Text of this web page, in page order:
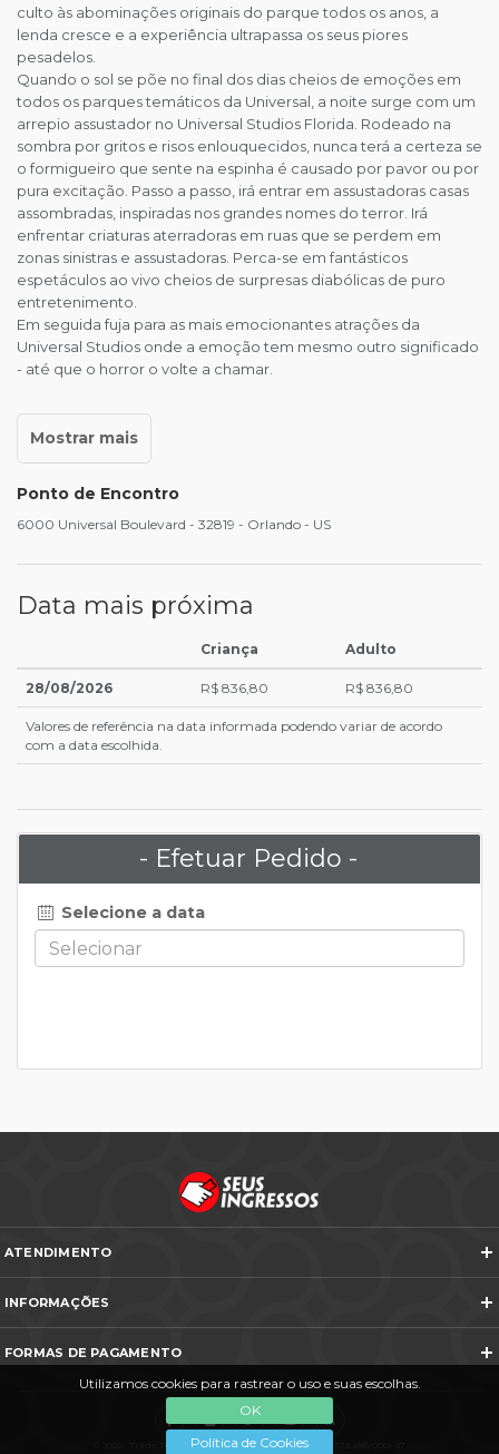
Utilizamos cookies para rastrear o uso e suas escolhas.
OK
Política de Cookies
culto às abominações originais do parque todos os anos, a
lenda cresce e a experiência ultrapassa os seus piores
pesadelos.
Quando o sol se põe no final dos dias cheios de emoções em
todos os parques temáticos da Universal, a noite surge com um
arrepio assustador no Universal Studios Florida. Rodeado na
sombra por gritos e risos enlouquecidos, nunca terá a certeza se
o formigueiro que sente na espinha é causado por pavor ou por
pura excitação. Passo a passo, irá entrar em assustadoras casas
assombradas, inspiradas nos grandes nomes do terror. Irá
enfrentar criaturas aterradoras em ruas que se perdem em
zonas sinistras e assustadoras. Perca-se em fantásticos
espetáculos ao vivo cheios de surpresas diabólicas de puro
entretenimento.
Em seguida fuja para as mais emocionantes atrações da
Universal Studios onde a emoção tem mesmo outro significado
- até que o horror o volte a chamar.
Ponto de Encontro
6000 Universal Boulevard - 32819 - Orlando - US
Data mais próxima
Criança Adulto
28/08/2026 R$ 836,80 R$ 836,80
Valores de referência na data informada podendo variar de acordo
com a data escolhida.
- Efetuar Pedido -
Selecione a data
ATENDIMENTO
INFORMAÇÕES
Termos e Condições
Política de Cancelamento
FAQ
Entre em Contato
FORMAS DE PAGAMENTO
© 2026 Trade Tours. Direitos Reservados. CNPJ: 58.573.486/0001-37